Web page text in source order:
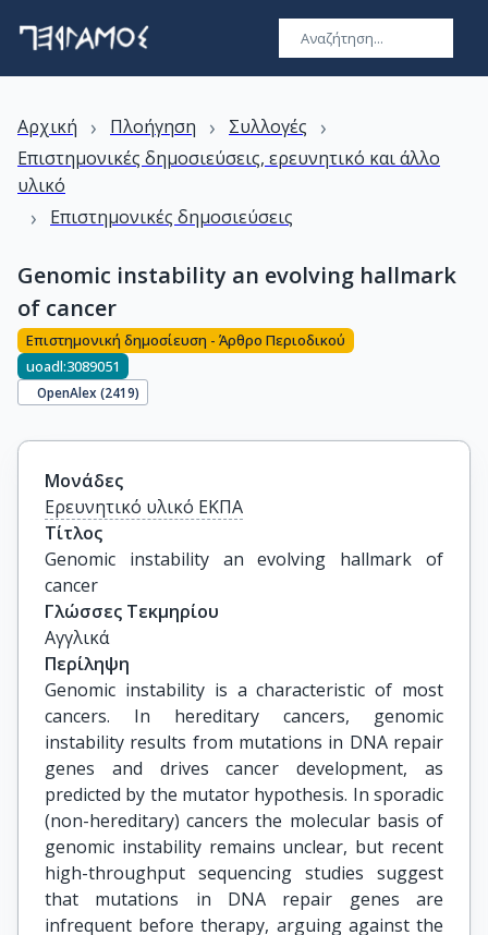
Αρχική › Πλοήγηση › Συλλογές ›
Επιστημονικές δημοσιεύσεις, ερευνητικό και άλλο
υλικό
› Επιστημονικές δημοσιεύσεις
Genomic instability an evolving hallmark
of cancer
Επιστημονική δημοσίευση - Άρθρο Περιοδικού
uoadl:3089051
OpenAlex (2419)
Μονάδες
Ερευνητικό υλικό ΕΚΠΑ
Τίτλος
Genomic instability an evolving hallmark of
cancer
Γλώσσες Τεκμηρίου
Αγγλικά
Περίληψη
Genomic instability is a characteristic of most
cancers. In hereditary cancers, genomic
instability results from mutations in DNA repair
genes and drives cancer development, as
predicted by the mutator hypothesis. In sporadic
(non-hereditary) cancers the molecular basis of
genomic instability remains unclear, but recent
high-throughput sequencing studies suggest
that mutations in DNA repair genes are
infrequent before therapy, arguing against the